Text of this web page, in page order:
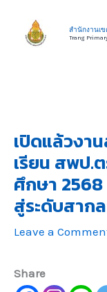
content
สำนักงานเ
Trang
เปิดแล้วง
เรียน สพป.
ศึกษา
สู่ระดับสาก
Leave a
Share